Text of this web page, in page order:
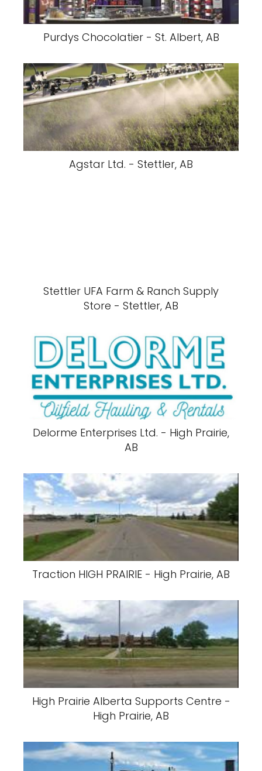
Purdys Chocolatier - St. Albert, AB
Agstar Ltd. - Stettler, AB
Stettler UFA Farm & Ranch Supply
Store - Stettler, AB
Delorme Enterprises Ltd. - High Prairie,
AB
Traction HIGH PRAIRIE - High Prairie, AB
High Prairie Alberta Supports Centre -
High Prairie, AB